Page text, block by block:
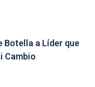
Botella a Líder que
Cambio